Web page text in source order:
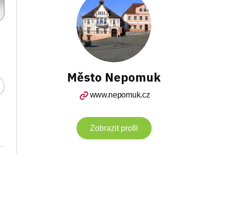
Město Nepomuk
www.nepomuk.cz
Zobrazit profil